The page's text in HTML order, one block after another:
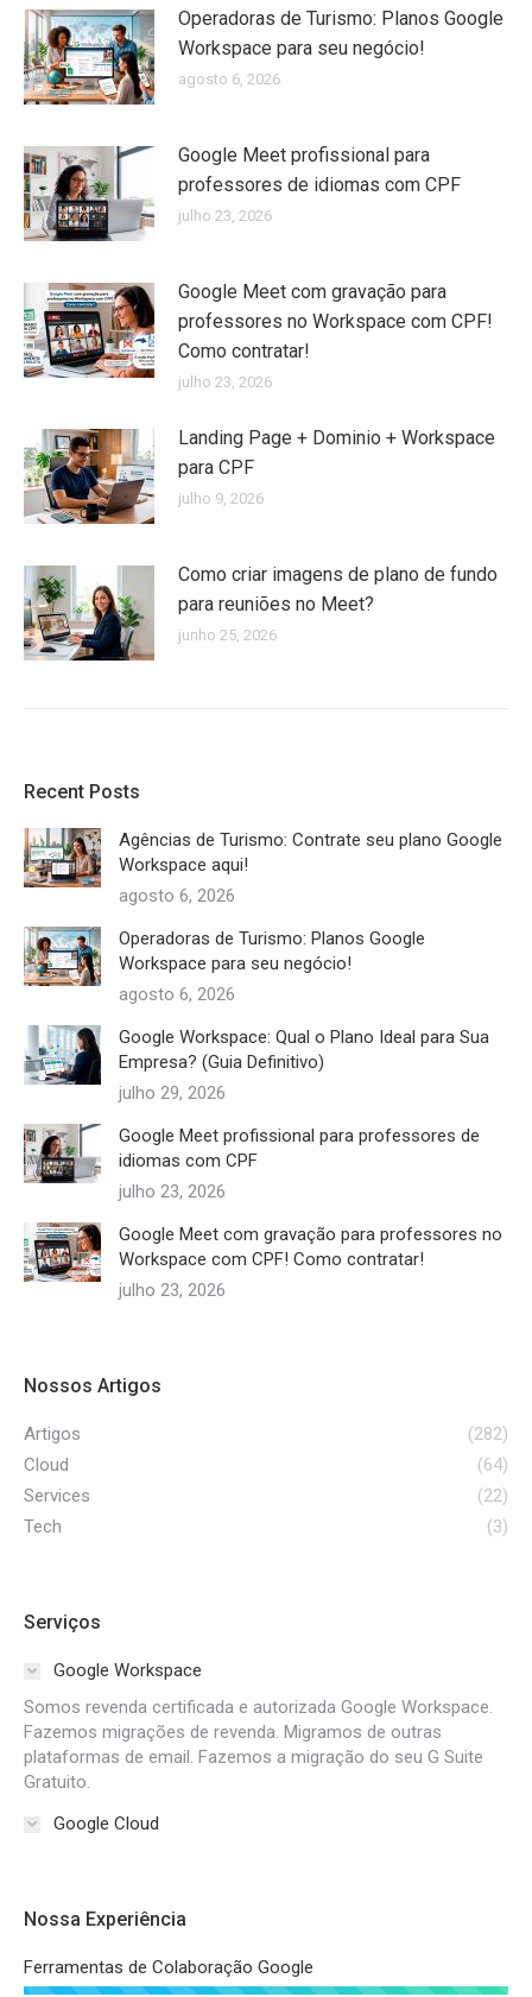
Operadoras de Turismo: Planos Google
Workspace para seu negócio!
agosto 6, 2026
Google Meet profissional para
professores de idiomas com CPF
julho 23, 2026
Google Meet com gravação para
professores no Workspace com CPF!
Como contratar!
julho 23, 2026
Landing Page + Dominio + Workspace
para CPF
julho 9, 2026
Como criar imagens de plano de fundo
para reuniões no Meet?
junho 25, 2026
Recent Posts
Agências de Turismo: Contrate seu plano Google
Workspace aqui!
agosto 6, 2026
Operadoras de Turismo: Planos Google
Workspace para seu negócio!
agosto 6, 2026
Google Workspace: Qual o Plano Ideal para Sua
Empresa? (Guia Definitivo)
julho 29, 2026
Google Meet profissional para professores de
idiomas com CPF
julho 23, 2026
Google Meet com gravação para professores no
Workspace com CPF! Como contratar!
julho 23, 2026
Nossos Artigos
Artigos
(282)
Cloud
(64)
Services
(22)
Tech
(3)
Serviços
Google Workspace
Somos revenda certificada e autorizada Google Workspace.
Fazemos migrações de revenda. Migramos de outras
plataformas de email. Fazemos a migração do seu G Suite
Gratuito.
Google Cloud
Nossa Experiência
Ferramentas de Colaboração Google